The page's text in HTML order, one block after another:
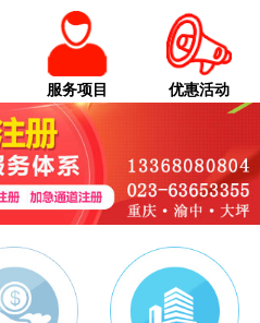
服务项目 优惠活动